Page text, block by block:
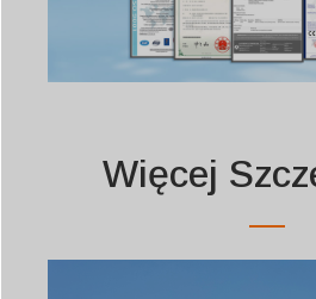
Więcej